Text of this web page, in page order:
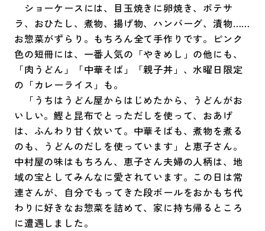
ショーケースには、目玉焼きに卵焼き、ポテサ
ラ、おひたし、煮物、揚げ物、ハンバーグ、漬物……
お惣菜がずらり。もちろん全て手作りです。ピンク
色の短冊には、一番人気の「やきめし」の他にも、
「肉うどん」「中華そば」「親子丼」、水曜日限定
の「カレーライス」も。
「うちはうどん屋からはじめたから、うどんがお
いしい。鰹と昆布でとっただしを使って、おあげ
は、ふんわり甘く炊いて。中華そばも、煮物を煮る
のも、うどんのだしを使っています」と恵子さん。
中村屋の味はもちろん、恵子さん夫婦の人柄は、地
域の宝としてみんなに愛されています。この日は常
連さんが、自分でもってきた段ボールをおかもち代
わりに好きなお惣菜を詰めて、家に持ち帰るところ
に遭遇しました。